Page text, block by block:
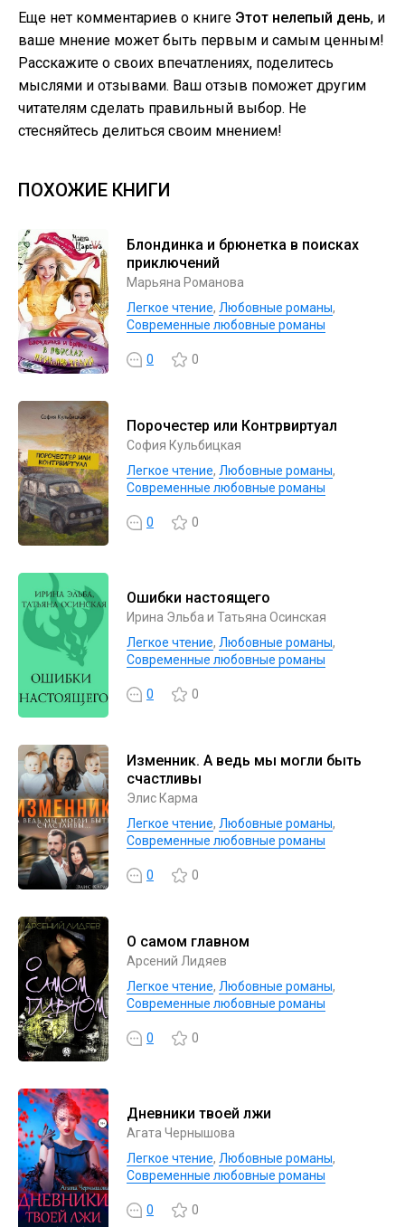
Еще нет комментариев о книге Этот нелепый день, и
ваше мнение может быть первым и самым ценным!
Расскажите о своих впечатлениях, поделитесь
мыслями и отзывами. Ваш отзыв поможет другим
читателям сделать правильный выбор. Не
стесняйтесь делиться своим мнением!
ПОХОЖИЕ КНИГИ
Блондинка и брюнетка в поисках
приключений
Марьяна Романова
Легкое чтение, Любовные романы,
Современные любовные романы
0 0
Порочестер или Контрвиртуал
София Кульбицкая
Легкое чтение, Любовные романы,
Современные любовные романы
0 0
Ошибки настоящего
Ирина Эльба и Татьяна Осинская
Легкое чтение, Любовные романы,
Современные любовные романы
0 0
Изменник. А ведь мы могли быть
счастливы
Элис Карма
Легкое чтение, Любовные романы,
Современные любовные романы
0 0
О самом главном
Арсений Лидяев
Легкое чтение, Любовные романы,
Современные любовные романы
0 0
Дневники твоей лжи
Агата Чернышова
Легкое чтение, Любовные романы,
Современные любовные романы
0 0